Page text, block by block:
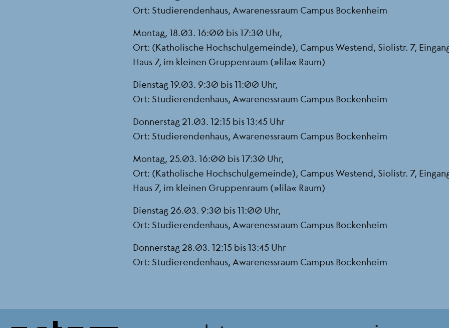
Ort: Studierendenhaus, Awarenessraum Campus Bockenheim
Montag, 18.03. 16:00 bis 17:30 Uhr,
Ort: (Katholische Hochschulgemeinde), Campus Westend, Siolistr. 7,
Haus 7, im kleinen Gruppenraum („lila“ Raum)
Dienstag 19.03. 9:30 bis 11:00 Uhr,
Ort: Studierendenhaus, Awarenessraum Campus Bockenheim
Donnerstag 21.03. 12:15 bis 13:45 Uhr
Ort: Studierendenhaus, Awarenessraum Campus Bockenheim
Montag, 25.03. 16:00 bis 17:30 Uhr,
Ort: (Katholische Hochschulgemeinde), Campus Westend, Siolistr. 7,
Haus 7, im kleinen Gruppenraum („lila“ Raum)
Dienstag 26.03. 9:30 bis 11:00 Uhr,
Ort: Studierendenhaus, Awarenessraum Campus Bockenheim
Donnerstag 28.03. 12:15 bis 13:45 Uhr
Ort: Studierendenhaus, Awarenessraum Campus Bockenheim